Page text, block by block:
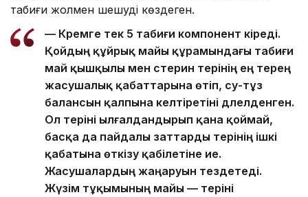
табиғи жолмен шешуді көздеген.
— Кремге тек 5 табиғи компонент кіреді.
Қойдың құйрық майы құрамындағы табиғи
май қышқылы мен стерин терінің ең терең
жасушалық қабаттарына өтіп, су-тұз
балансын қалпына келтіретіні дәлелденген.
Ол теріні ылғалдандырып қана қоймай,
басқа да пайдалы заттарды терінің ішкі
қабатына өткізу қабілетіне ие.
Жасушалардың жаңаруын тездетеді.
Жүзім тұқымының майы — теріні